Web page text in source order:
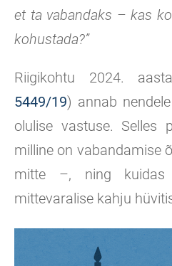
et ta vabandaks – kas
kohustada?”
Riigikohtu 2024.
5449/19) annab
olulise vastuse. Selles
milline on vabandamise
mitte –, ning kuidas
mittevaralise kahju